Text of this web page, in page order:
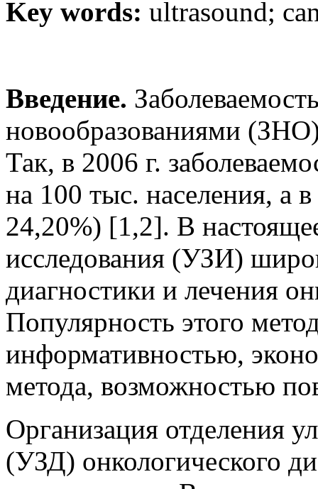
Key words: ultrasound;
Введение.
новообразованиями
Так, в 2006 г.
на 100 тыс. населения, а
24,20%) [1,2]. В
исследования (УЗИ)
диагностики и лечения
Популярность этого
информативностью,
метода, возможностью
Организация отделения
(УЗД) онкологического